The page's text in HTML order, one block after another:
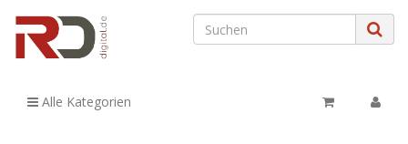
Alle Kategorien